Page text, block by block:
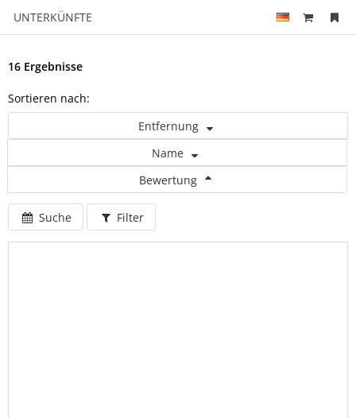
UNTERKÜNFTE
16 Ergebnisse
Sortieren nach:
Entfernung
Name
Bewertung
Suche Filter